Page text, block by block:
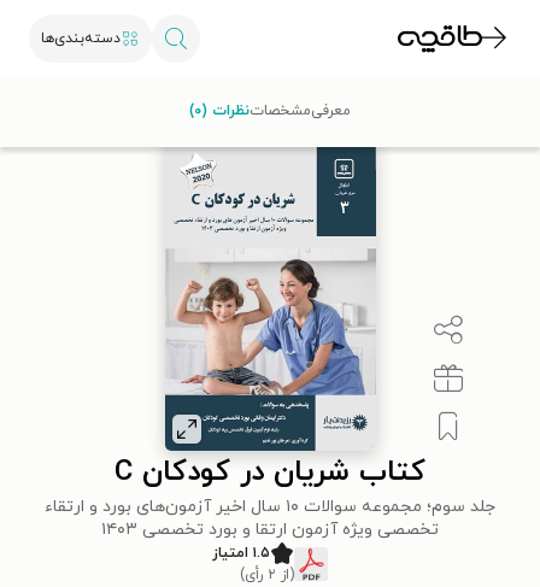
دسته‌بندی‌ها
کتاب شریان در کودکان C
جلد سوم؛ مجموعه سوالات ۱۰ سال اخیر آزمون‌های بورد و ارتقاء
تخصصی ویژه آزمون ارتقا و بورد تخصصی ۱۴۰۳
۱.۵ امتیاز
(از ۲ رأی)
معرفیمشخصاتنظرات (۰)